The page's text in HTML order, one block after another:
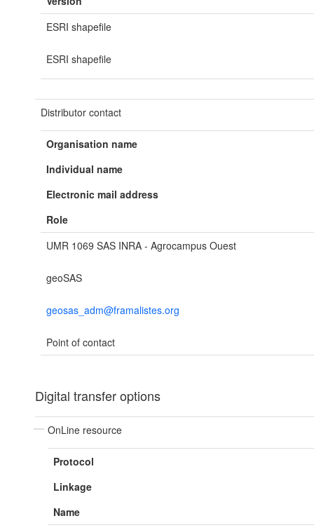
ESRI shapefile
ESRI shapefile
Distributor contact
Organisation name
Individual name
Electronic mail address
Role
UMR 1069 SAS INRA - Agrocampus Ouest
geoSAS
geosas_adm@framalistes.org
Point of contact
Digital transfer options
OnLine resource
Protocol
Linkage
Name